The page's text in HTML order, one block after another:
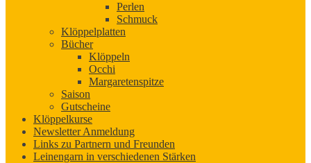
Perlen
Schmuck
Klöppelplatten
Bücher
Klöppeln
Occhi
Margaretenspitze
Saison
Gutscheine
Klöppelkurse
Newsletter Anmeldung
Links zu Partnern und Freunden
Leinengarn in verschiedenen Stärken